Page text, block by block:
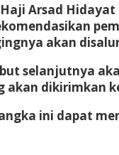
Arsad
akan
selanjutnya
akan dikirimkan
ini dapat